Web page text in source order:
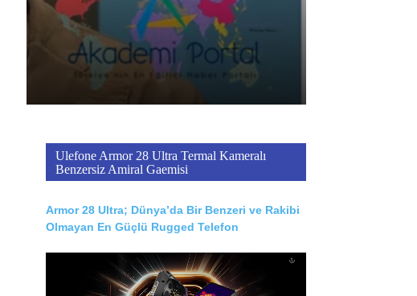
Ulefone Armor 28 Ultra Termal Kameralı
Benzersiz Amiral Gaemisi
Armor 28 Ultra; Dünya’da Bir Benzeri ve Rakibi
Olmayan En Güçlü Rugged Telefon